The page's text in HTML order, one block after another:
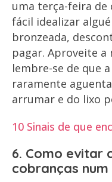
uma terça-feira de
fácil idealizar
bronzeada,
pagar. Aproveite a
lembre-se de que
raramente
arrumar e do lixo
10 Sinais de que
6. Como evitar
cobranças